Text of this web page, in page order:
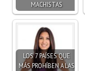
MACHISTAS
LOS 7 PAÍSES QUE
MÁS PROHÍBEN A LAS